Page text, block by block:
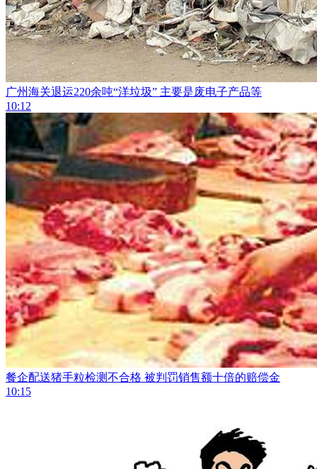
广州海关退运220余吨“洋垃圾” 主要是废电子产品等
10:12
餐企配送猪手粒检测不合格 被判罚销售额十倍的赔偿金
10:15